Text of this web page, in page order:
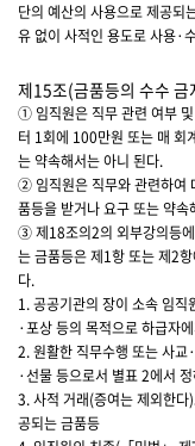
단의 예산의 사용으로 제공되
유 없이 사적인 용도로 사용·
제15조(금품등의 수수 금
① 임직원은 직무 관련 여부
터 1회에 100만원 또는 매 회
는 약속해서는 아니 된다.
② 임직원은 직무와 관련하여
품등을 받거나 요구 또는 약속
③ 제18조의2의 외부강의등
는 금품등은 제1항 또는 제2
다.
1. 공공기관의 장이 소속 임
·포상 등의 목적으로 하급자
2. 원활한 직무수행 또는 사교
·선물 등으로서 별표 2에서
3. 사적 거래(증여는 제외한
공되는 금품등